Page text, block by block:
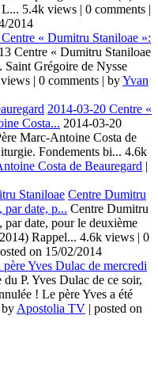
L... 5.4k views | 0 comments |
2014
« Dumitru Staniloae »:
Centre « Dumitru Staniloae
Saint Grégoire de Nysse
| 0 comments | byYvan
2014-03-20 Centre «
Costa... 2014-03-20
Marc-Antoine Costa de
Fondements bi... 4.6k
Costa de Beauregard |
Centre Dumitru
par date, p... Centre Dumitru
par date, pour le deuxième
Rappel... 4.6k views | 0
on 15/02/2014
Yves Dulac de mercredi
P. Yves Dulac de ce soir,
! Le père Yves a été
by Apostolia TV | posted on